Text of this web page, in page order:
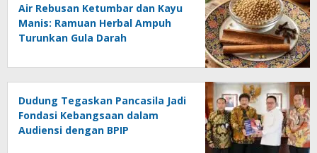
Air Rebusan Ketumbar dan Kayu
Manis: Ramuan Herbal Ampuh
Turunkan Gula Darah
Dudung Tegaskan Pancasila Jadi
Fondasi Kebangsaan dalam
Audiensi dengan BPIP